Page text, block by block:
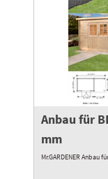
Anbau für
mm
Mr.GARDENER Anbau